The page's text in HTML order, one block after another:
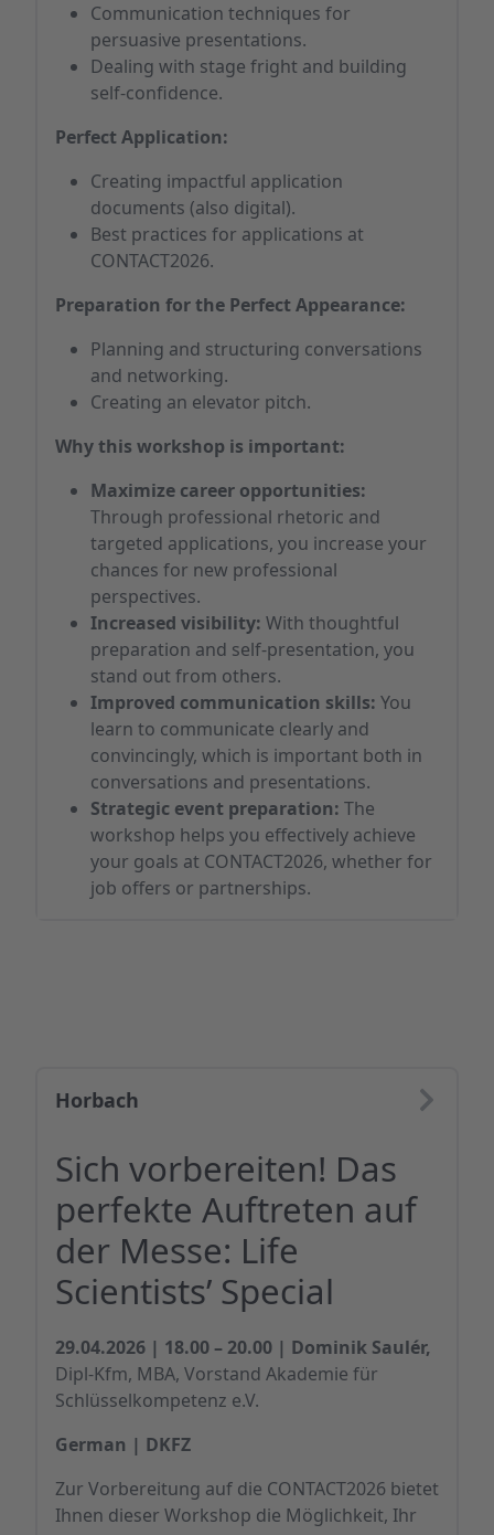
Communication techniques for
persuasive presentations.
Dealing with stage fright and building
self-confidence.
Perfect Application:
Creating impactful application
documents (also digital).
Best practices for applications at
CONTACT2026.
Preparation for the Perfect Appearance:
Planning and structuring conversations
and networking.
Creating an elevator pitch.
Why this workshop is important:
Maximize career opportunities:
Through professional rhetoric and
targeted applications, you increase your
chances for new professional
perspectives.
Increased visibility: With thoughtful
preparation and self-presentation, you
stand out from others.
Improved communication skills: You
learn to communicate clearly and
convincingly, which is important both in
conversations and presentations.
Strategic event preparation: The
workshop helps you effectively achieve
your goals at CONTACT2026, whether for
job offers or partnerships.
Horbach
Sich vorbereiten! Das
perfekte Auftreten auf
der Messe: Life
Scientists’ Special
29.04.2026 | 18.00 – 20.00 | Dominik Saulér,
Dipl-Kfm, MBA, Vorstand Akademie für
Schlüsselkompetenz e.V.
German | DKFZ
Zur Vorbereitung auf die CONTACT2026 bietet
Ihnen dieser Workshop die Möglichkeit, Ihr